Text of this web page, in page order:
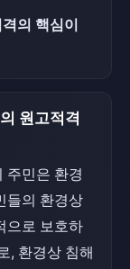
의 핵심이
원고적격
주민은 환경
들의 환경상
으로 보호하
, 환경상 침해